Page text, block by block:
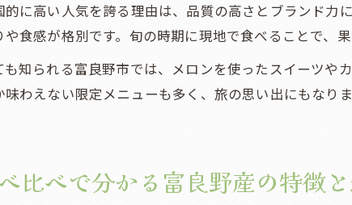
用途別に選ぶ富良野
美味しい富良野メロ
贈答用や家庭用に最
富良野でしか手に入
人気のメロンが贈り物
に高い人気を誇る理由は、品質の高さとブランド
食感が格別です。旬の時期に現地で食べることで、
も知られる富良野市では、メロンを使ったスイーツ
わえない限定メニューも多く、旅の思い出にもなり
比べで分かる富良野産の特徴